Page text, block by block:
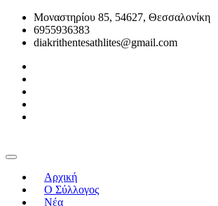
Μοναστηρίου 85, 54627, Θεσσαλονίκη
6955936383
diakrithentesathlites@gmail.com
Αρχική
O Σύλλογος
Νέα